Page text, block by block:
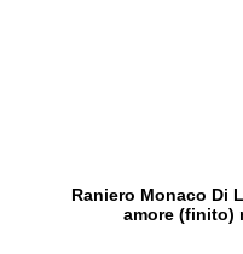
Raniero Monaco Di
amore (finito)